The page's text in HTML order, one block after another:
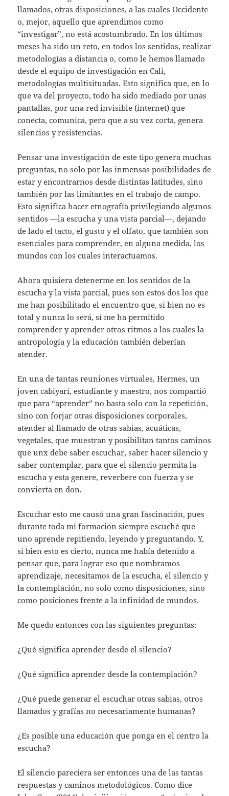
llamados, otras disposiciones, a las cuales Occidente
o, mejor, aquello que aprendimos como
“investigar”, no está acostumbrado. En los últimos
meses ha sido un reto, en todos los sentidos, realizar
metodologías a distancia o, como le hemos llamado
desde el equipo de investigación en Cali,
metodologías multisituadas. Esto significa que, en lo
que va del proyecto, todo ha sido mediado por unas
pantallas, por una red invisible (internet) que
conecta, comunica, pero que a su vez corta, genera
silencios y resistencias.
Pensar una investigación de este tipo genera muchas
preguntas, no solo por las inmensas posibilidades de
estar y encontrarnos desde distintas latitudes, sino
también por las limitantes en el trabajo de campo.
Esto significa hacer etnografía privilegiando algunos
sentidos —la escucha y una vista parcial—, dejando
de lado el tacto, el gusto y el olfato, que también son
esenciales para comprender, en alguna medida, los
mundos con los cuales interactuamos.
Ahora quisiera detenerme en los sentidos de la
escucha y la vista parcial, pues son estos dos los que
me han posibilitado el encuentro que, si bien no es
total y nunca lo será, sí me ha permitido
comprender y aprender otros ritmos a los cuales la
antropología y la educación también deberían
atender.
En una de tantas reuniones virtuales, Hermes, un
joven cabiyarí, estudiante y maestro, nos compartió
que para “aprender” no basta solo con la repetición,
sino con forjar otras disposiciones corporales,
atender al llamado de otras sabias, acuáticas,
vegetales, que muestran y posibilitan tantos caminos
que unx debe saber escuchar, saber hacer silencio y
saber contemplar, para que el silencio permita la
escucha y esta genere, reverbere con fuerza y se
convierta en don.
Escuchar esto me causó una gran fascinación, pues
durante toda mi formación siempre escuché que
uno aprende repitiendo, leyendo y preguntando. Y,
si bien esto es cierto, nunca me había detenido a
pensar que, para lograr eso que nombramos
aprendizaje, necesitamos de la escucha, el silencio y
la contemplación, no solo como disposiciones, sino
como posiciones frente a la infinidad de mundos.
Me quedo entonces con las siguientes preguntas:
¿Qué significa aprender desde el silencio?
¿Qué significa aprender desde la contemplación?
¿Qué puede generar el escuchar otras sabias, otros
llamados y grafías no necesariamente humanas?
¿Es posible una educación que ponga en el centro la
escucha?
El silencio pareciera ser entonces una de las tantas
respuestas y caminos metodológicos. Como dice